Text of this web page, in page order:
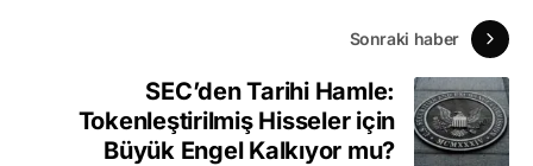
Sonraki haber
SEC’den Tarihi Hamle:
Tokenleştirilmiş Hisseler için
Büyük Engel Kalkıyor mu?